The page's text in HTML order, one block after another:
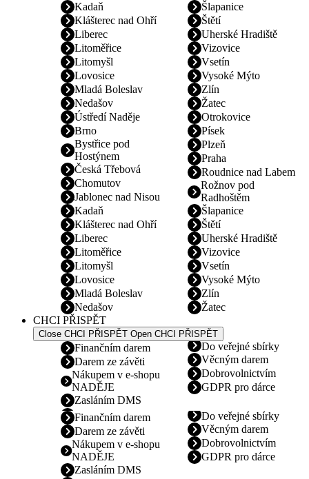
Kadaň
Klášterec nad Ohří
Liberec
Litoměřice
Litomyšl
Lovosice
Mladá Boleslav
Nedašov
Šlapanice
Štětí
Uherské Hradiště
Vizovice
Vsetín
Vysoké Mýto
Zlín
Žatec
Ústředí Naděje
Brno
Bystřice pod
Hostýnem
Česká Třebová
Chomutov
Jablonec nad Nisou
Kadaň
Klášterec nad Ohří
Liberec
Litoměřice
Litomyšl
Lovosice
Mladá Boleslav
Nedašov
Otrokovice
Písek
Plzeň
Praha
Roudnice nad Labem
Rožnov pod
Radhoštěm
Šlapanice
Štětí
Uherské Hradiště
Vizovice
Vsetín
Vysoké Mýto
Zlín
Žatec
CHCI PŘISPĚT
Close CHCI PŘISPĚT Open CHCI PŘISPĚT
Finančním darem
Darem ze závěti
Nákupem v e-shopu
NADĚJE
Zasláním DMS
Do veřejné sbírky
Věcným darem
Dobrovolnictvím
GDPR pro dárce
Finančním darem
Darem ze závěti
Nákupem v e-shopu
NADĚJE
Zasláním DMS
Do veřejné sbírky
Věcným darem
Dobrovolnictvím
GDPR pro dárce